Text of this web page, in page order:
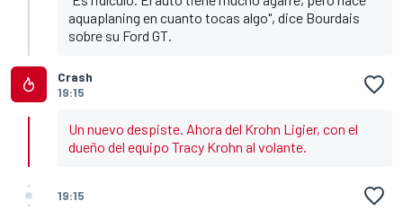
aquaplaning en cuanto tocas algo", dice Bourdais
sobre su Ford GT.
Crash
19:15
Un nuevo despiste. Ahora del Krohn Ligier, con el
dueño del equipo Tracy Krohn al volante.
19:15